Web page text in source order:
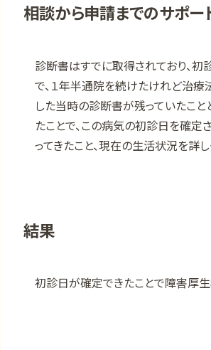
相談から申請までのサポー
診断書はすでに取得されており、初
で、１年半通院を続けたけれど治療
した当時の診断書が残っていたこ
たことで、この病気の初診日を確
ってきたこと、現在の生活状況を詳し
結果
初診日が確定できたことで障害厚生